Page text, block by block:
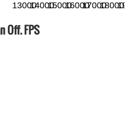
130001400015000160001700018000
Off. FPS